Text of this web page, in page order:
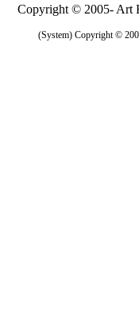
Copyright © 2005- Art
(System) Copyright ©